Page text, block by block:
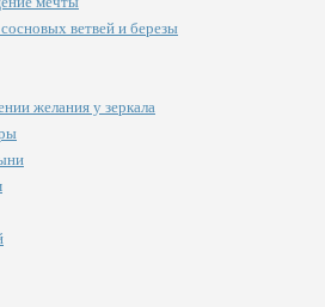
ветвей и березы
желания у зеркала